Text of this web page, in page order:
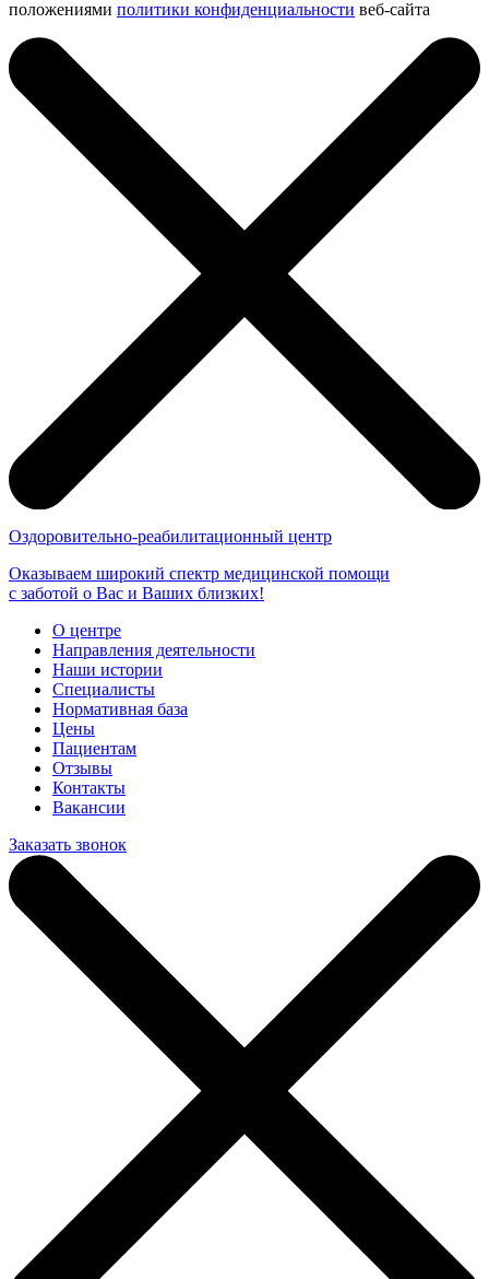
положениями политики конфиденциальности веб-сайта
Оздоровительно-реабилитационный центр
Оказываем широкий спектр медицинской помощи
с заботой о Вас и Ваших близких!
О центре
Направления деятельности
Наши истории
Специалисты
Нормативная база
Цены
Пациентам
Отзывы
Контакты
Вакансии
Заказать звонок